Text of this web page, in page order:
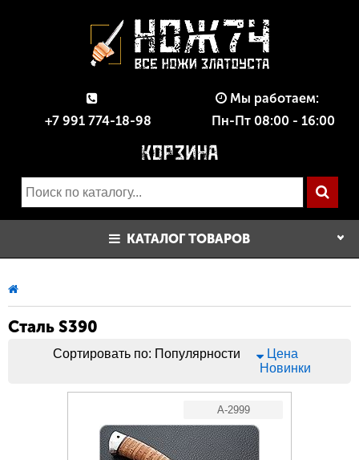
+7 991 774-18-98
Мы работаем:
Пн-Пт 08:00 - 16:00
КАТАЛОГ ТОВАРОВ
Сталь S390
Сортировать по: Популярности
Цена
Новинки
A-2999